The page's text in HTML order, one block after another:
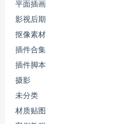
平面插画
影视后期
抠像素材
插件合集
插件脚本
摄影
未分类
材质贴图